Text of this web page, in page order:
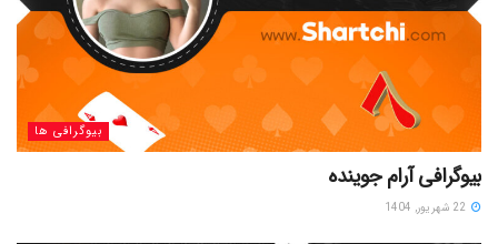
بیوگرافی ها
بیوگرافی آرام جوینده